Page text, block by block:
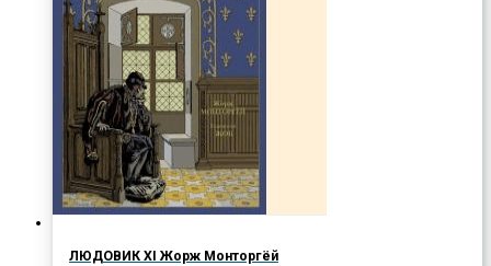
ЛЮДОВИК XI Жорж Монторгёй